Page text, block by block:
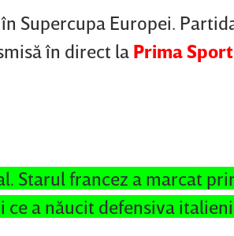
Supercupa Europei.
în direct la Prima Sport
Starul francez a marcat
ce a năucit defensiva